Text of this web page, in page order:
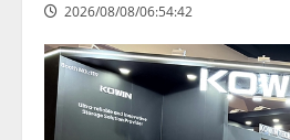
4
スAIエージェ
の業界特化
開発をリード
2026/08/07/
2026/08/08/06:54:42